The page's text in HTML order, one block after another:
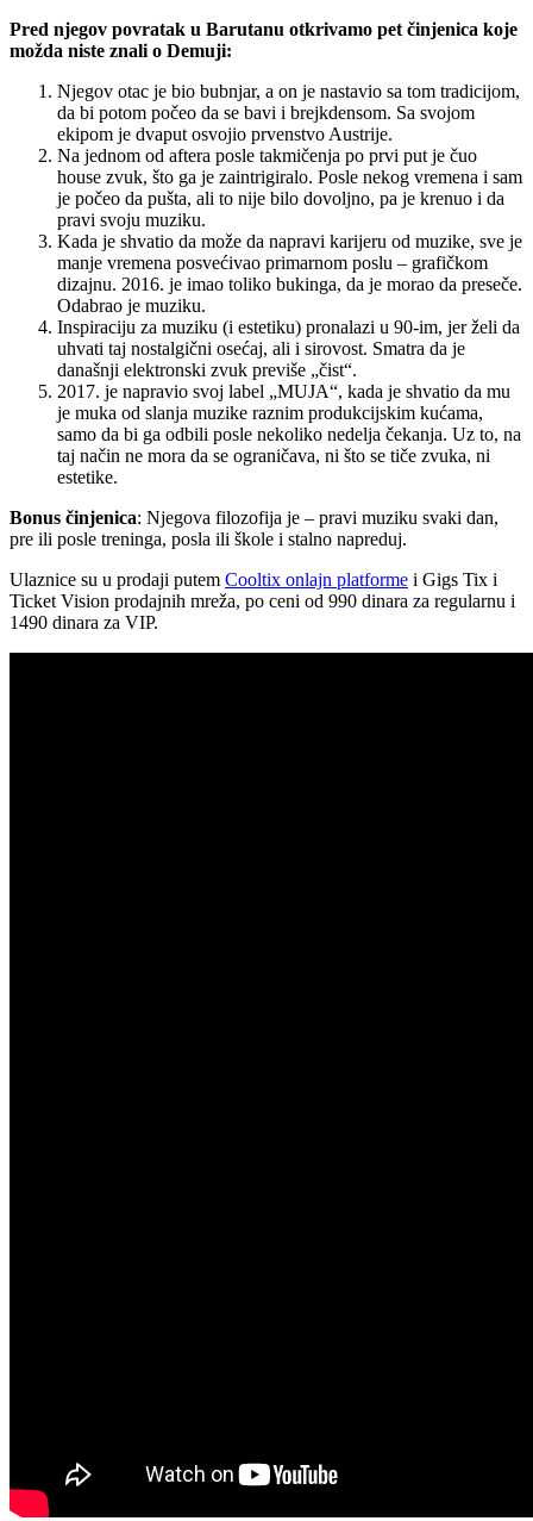
Pred njegov povratak u Barutanu otkrivamo pet činjenica koje
možda niste znali o Demuji:
Njegov otac je bio bubnjar, a on je nastavio sa tom tradicijom,
da bi potom počeo da se bavi i brejkdensom. Sa svojom
ekipom je dvaput osvojio prvenstvo Austrije.
Na jednom od aftera posle takmičenja po prvi put je čuo
house zvuk, što ga je zaintrigiralo. Posle nekog vremena i sam
je počeo da pušta, ali to nije bilo dovoljno, pa je krenuo i da
pravi svoju muziku.
Kada je shvatio da može da napravi karijeru od muzike, sve je
manje vremena posvećivao primarnom poslu – grafičkom
dizajnu. 2016. je imao toliko bukinga, da je morao da preseče.
Odabrao je muziku.
Inspiraciju za muziku (i estetiku) pronalazi u 90-im, jer želi da
uhvati taj nostalgični osećaj, ali i sirovost. Smatra da je
današnji elektronski zvuk previše „čist“.
2017. je napravio svoj label „MUJA“, kada je shvatio da mu
je muka od slanja muzike raznim produkcijskim kućama,
samo da bi ga odbili posle nekoliko nedelja čekanja. Uz to, na
taj način ne mora da se ograničava, ni što se tiče zvuka, ni
estetike.
Bonus činjenica: Njegova filozofija je – pravi muziku svaki dan,
pre ili posle treninga, posla ili škole i stalno napreduj.
Ulaznice su u prodaji putem Cooltix onlajn platforme i Gigs Tix i
Ticket Vision prodajnih mreža, po ceni od 990 dinara za regularnu i
1490 dinara za VIP.